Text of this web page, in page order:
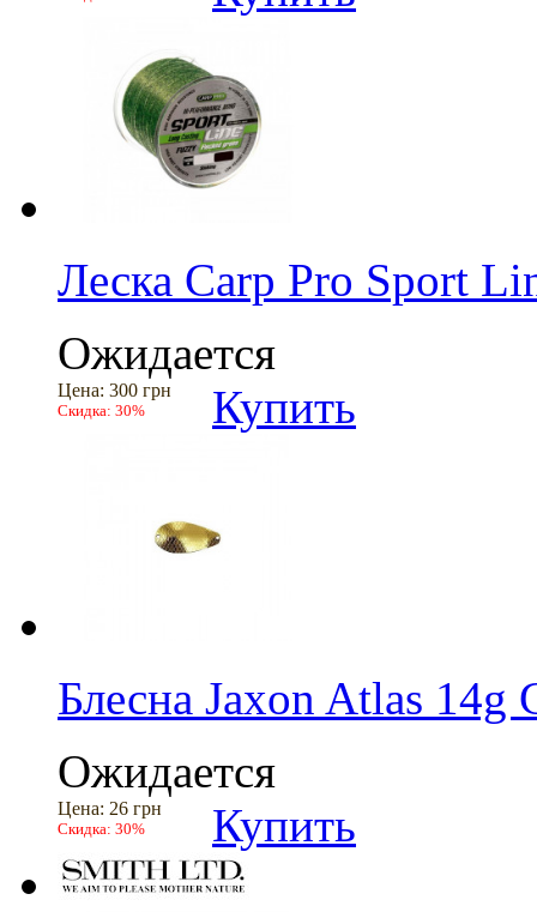
Леска Carp Pro Sport
Ожидается
Цена: 300 грн
Скидка: 30% Купить
Блесна Jaxon Atlas 14g
Ожидается
Цена: 26 грн
Скидка: 30% Купить